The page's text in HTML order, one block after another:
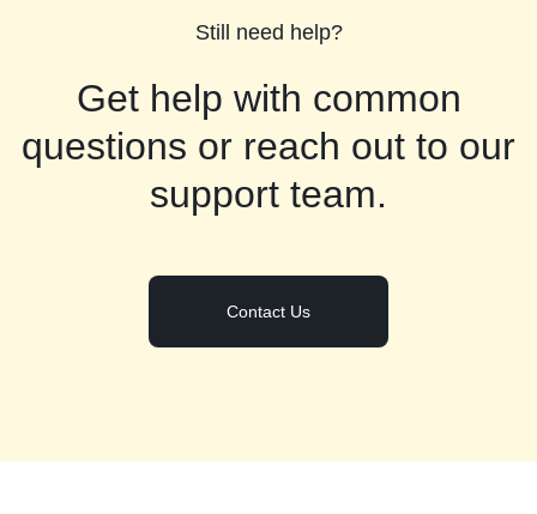
Still need help?
Get help with common
questions or reach out to our
support team.
Contact Us